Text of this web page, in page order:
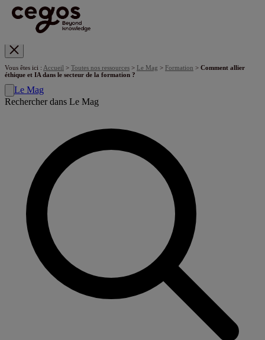
Vous êtes ici : Accueil > Toutes nos ressources > Le Mag > Formation > Comment allier
éthique et IA dans le secteur de la formation ?
Le Mag
Rechercher dans Le Mag